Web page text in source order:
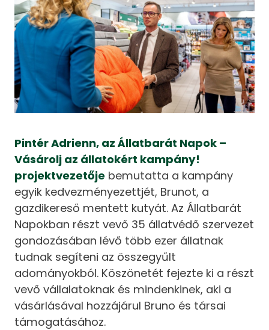
Pintér Adrienn, az Állatbarát Napok –
Vásárolj az állatokért kampány!
projektvezetője bemutatta a kampány
egyik kedvezményezettjét, Brunot, a
gazdikereső mentett kutyát. Az Állatbarát
Napokban részt vevő 35 állatvédő szervezet
gondozásában lévő több ezer állatnak
tudnak segíteni az összegyűlt
adományokból. Köszönetét fejezte ki a részt
vevő vállalatoknak és mindenkinek, aki a
vásárlásával hozzájárul Bruno és társai
támogatásához.